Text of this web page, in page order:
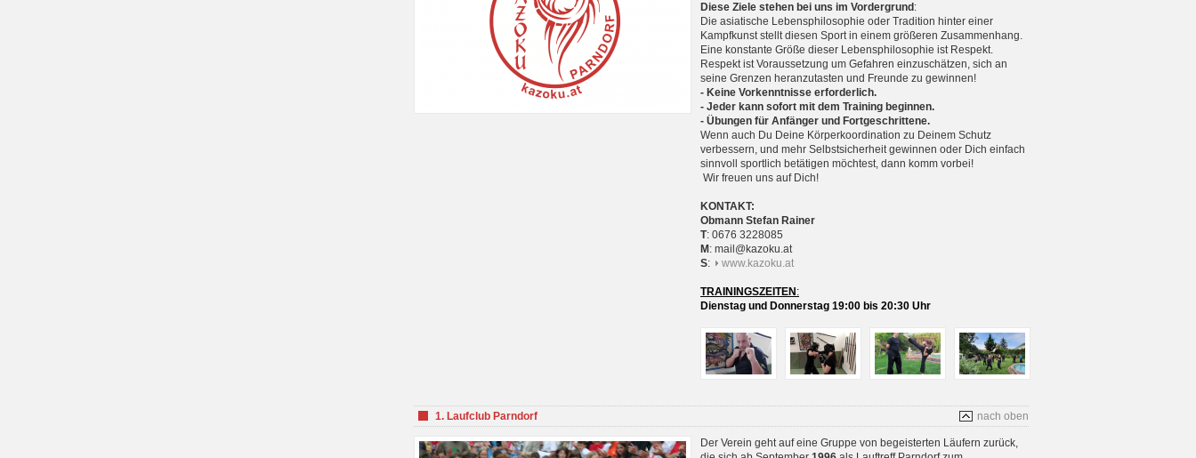
Diese Ziele stehen bei uns im Vordergrund :
Die asiatische Lebensphilosophie oder Tradition hinter einer
Kampfkunst stellt diesen Sport in einem größeren Zusammenhang.
Eine konstante Größe dieser Lebensphilosophie ist Respekt.
Respekt ist Voraussetzung um Gefahren einzuschätzen, sich an
seine Grenzen heranzutasten und Freunde zu gewinnen!
- Keine Vorkenntnisse erforderlich.
- Jeder kann sofort mit dem Training beginnen.
- Übungen für Anfänger und Fortgeschrittene.
Wenn auch Du Deine Körperkoordination zu Deinem Schutz
verbessern, und mehr Selbstsicherheit gewinnen oder Dich einfach
sinnvoll sportlich betätigen möchtest, dann komm vorbei!
Wir freuen uns auf Dich!
KONTAKT:
Obmann Stefan Rainer
T: 0676 3228085
M : mail@kazoku.at
S: www.kazoku.at
TRAININGSZEITEN :
Dienstag und Donnerstag 19:00 bis 20:30 Uhr
nach oben
1. Laufclub Parndorf
Der Verein geht auf eine Gruppe von begeisterten Läufern zurück,